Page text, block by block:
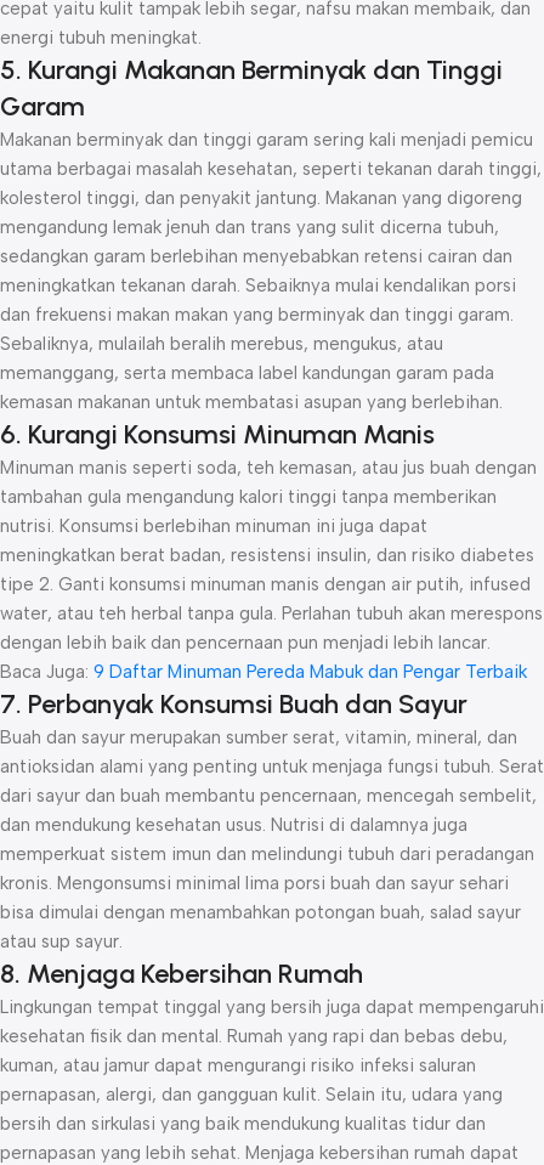
cepat yaitu kulit tampak lebih segar, nafsu makan membaik, dan
energi tubuh meningkat.
5. Kurangi Makanan Berminyak dan Tinggi
Garam
Makanan berminyak dan tinggi garam sering kali menjadi pemicu
utama berbagai masalah kesehatan, seperti tekanan darah tinggi,
kolesterol tinggi, dan penyakit jantung. Makanan yang digoreng
mengandung lemak jenuh dan trans yang sulit dicerna tubuh,
sedangkan garam berlebihan menyebabkan retensi cairan dan
meningkatkan tekanan darah. Sebaiknya mulai kendalikan porsi
dan frekuensi makan makan yang berminyak dan tinggi garam.
Sebaliknya, mulailah beralih merebus, mengukus, atau
memanggang, serta membaca label kandungan garam pada
kemasan makanan untuk membatasi asupan yang berlebihan.
6. Kurangi Konsumsi Minuman Manis
Minuman manis seperti soda, teh kemasan, atau jus buah dengan
tambahan gula mengandung kalori tinggi tanpa memberikan
nutrisi. Konsumsi berlebihan minuman ini juga dapat
meningkatkan berat badan, resistensi insulin, dan risiko diabetes
tipe 2. Ganti konsumsi minuman manis dengan air putih, infused
water, atau teh herbal tanpa gula. Perlahan tubuh akan merespons
dengan lebih baik dan pencernaan pun menjadi lebih lancar.
Baca Juga: 9 Daftar Minuman Pereda Mabuk dan Pengar Terbaik
7. Perbanyak Konsumsi Buah dan Sayur
Buah dan sayur merupakan sumber serat, vitamin, mineral, dan
antioksidan alami yang penting untuk menjaga fungsi tubuh. Serat
dari sayur dan buah membantu pencernaan, mencegah sembelit,
dan mendukung kesehatan usus. Nutrisi di dalamnya juga
memperkuat sistem imun dan melindungi tubuh dari peradangan
kronis. Mengonsumsi minimal lima porsi buah dan sayur sehari
bisa dimulai dengan menambahkan potongan buah, salad sayur
atau sup sayur.
8. Menjaga Kebersihan Rumah
Lingkungan tempat tinggal yang bersih juga dapat mempengaruhi
kesehatan fisik dan mental. Rumah yang rapi dan bebas debu,
kuman, atau jamur dapat mengurangi risiko infeksi saluran
pernapasan, alergi, dan gangguan kulit. Selain itu, udara yang
bersih dan sirkulasi yang baik mendukung kualitas tidur dan
pernapasan yang lebih sehat. Menjaga kebersihan rumah dapat